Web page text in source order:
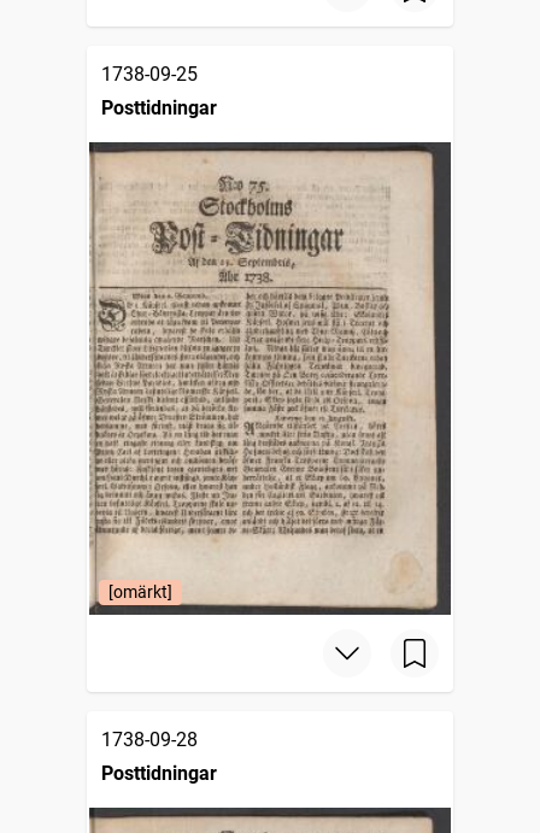
1738-09-25
Posttidningar
[omärkt]
1738-09-28
Posttidningar